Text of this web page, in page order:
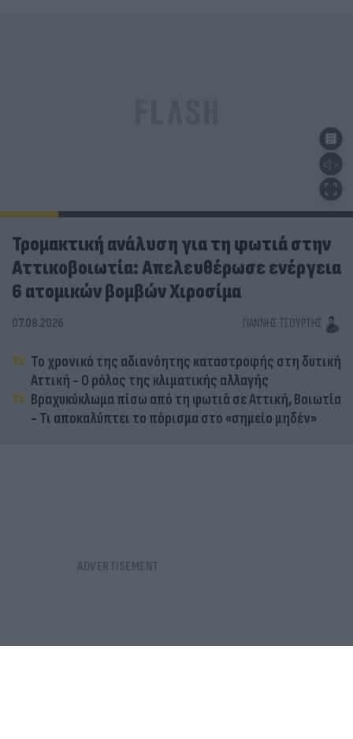
Τρομακτική ανάλυση για τη φωτιά στην
Αττικοβοιωτία: Απελευθέρωσε ενέργεια
6 ατομικών βομβών Χιροσίμα
07.08.2026 ΓΙΆΝΝΗΣ ΤΣΟΎΡΤΗΣ
Το χρονικό της αδιανόητης καταστροφής στη δυτική
Αττική - Ο ρόλος της κλιματικής αλλαγής
Βραχυκύκλωμα πίσω από τη φωτιά σε Αττική, Βοιωτία
- Τι αποκαλύπτει το πόρισμα στο «σημείο μηδέν»